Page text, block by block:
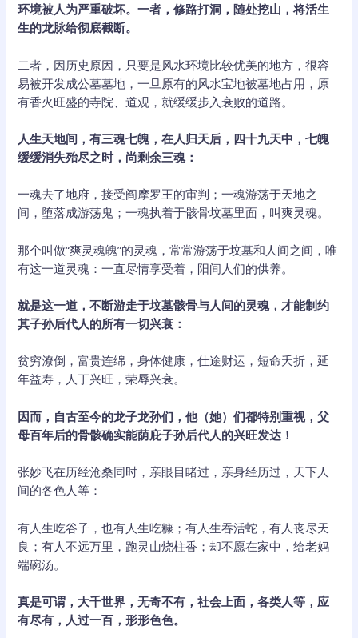
环境被人为严重破坏。一者，修路打洞，随处挖山，将活生
生的龙脉给彻底截断。
二者，因历史原因，只要是风水环境比较优美的地方，很容
易被开发成公墓墓地，一旦原有的风水宝地被墓地占用，原
有香火旺盛的寺院、道观，就缓缓步入衰败的道路。
人生天地间，有三魂七魄，在人归天后，四十九天中，七魄
缓缓消失殆尽之时，尚剩余三魂：
一魂去了地府，接受阎摩罗王的审判；一魂游荡于天地之
间，堕落成游荡鬼；一魂执着于骸骨坟墓里面，叫爽灵魂。
那个叫做“爽灵魂魄”的灵魂，常常游荡于坟墓和人间之间，唯
有这一道灵魂：一直尽情享受着，阳间人们的供养。
就是这一道，不断游走于坟墓骸骨与人间的灵魂，才能制约
其子孙后代人的所有一切兴衰：
贫穷潦倒，富贵连绵，身体健康，仕途财运，短命夭折，延
年益寿，人丁兴旺，荣辱兴衰。
因而，自古至今的龙子龙孙们，他（她）们都特别重视，父
母百年后的骨骸确实能荫庇子孙后代人的兴旺发达！
张妙飞在历经沧桑同时，亲眼目睹过，亲身经历过，天下人
间的各色人等：
有人生吃谷子，也有人生吃糠；有人生吞活蛇，有人丧尽天
良；有人不远万里，跑灵山烧柱香；却不愿在家中，给老妈
端碗汤。
真是可谓，大千世界，无奇不有，社会上面，各类人等，应
有尽有，人过一百，形形色色。